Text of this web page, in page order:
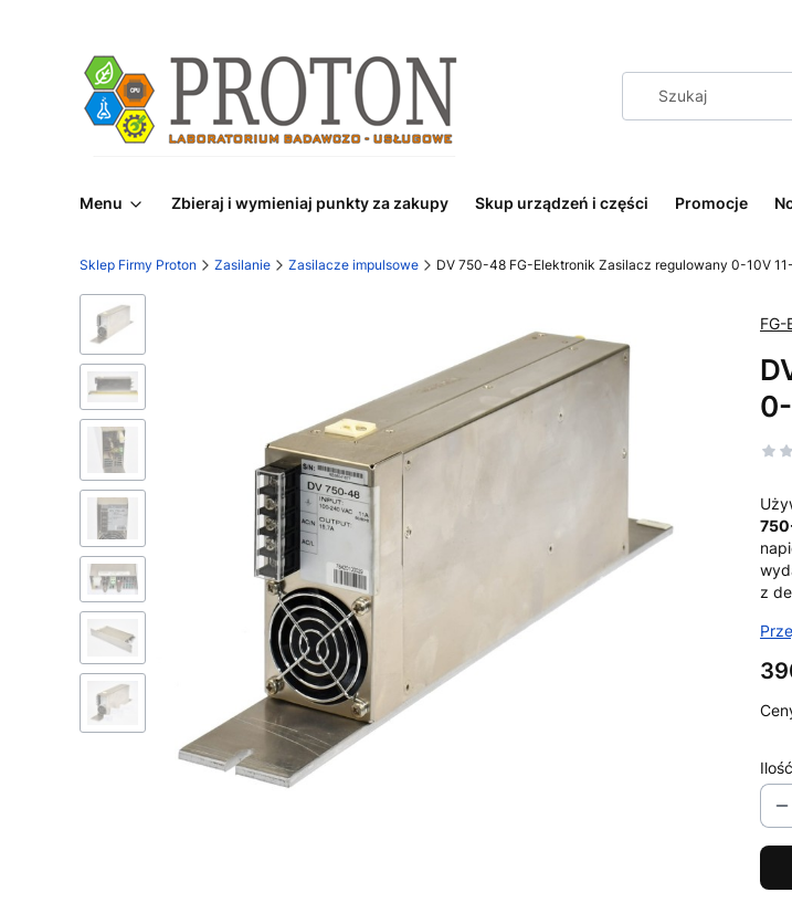
Menu Zbieraj i wymieniaj punkty za zakupy Skup urządzeń i części Promocje
Sklep Firmy Proton Zasilanie Zasilacze impulsowe DV 750-48 FG-Elektronik Zasilacz regulowany 0-10V
FG-
z
Ilość